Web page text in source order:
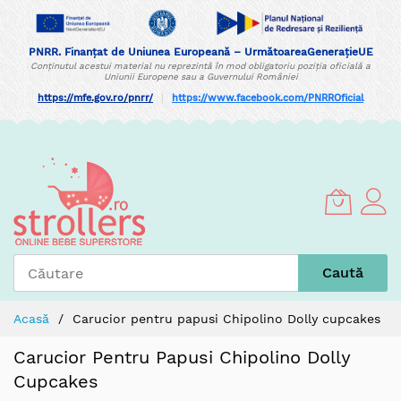
PNRR. Finanțat de Uniunea Europeană – UrmătoareaGenerațieUE
Conținutul acestui material nu reprezintă în mod obligatoriu poziția oficială a
Uniunii Europene sau a Guvernului României
https://mfe.gov.ro/pnrr/ https://www.facebook.com/PNRROficial
Content
Caută
Acasă Carucior pentru papusi Chipolino Dolly cupcakes
Carucior Pentru Papusi Chipolino Dolly
Cupcakes